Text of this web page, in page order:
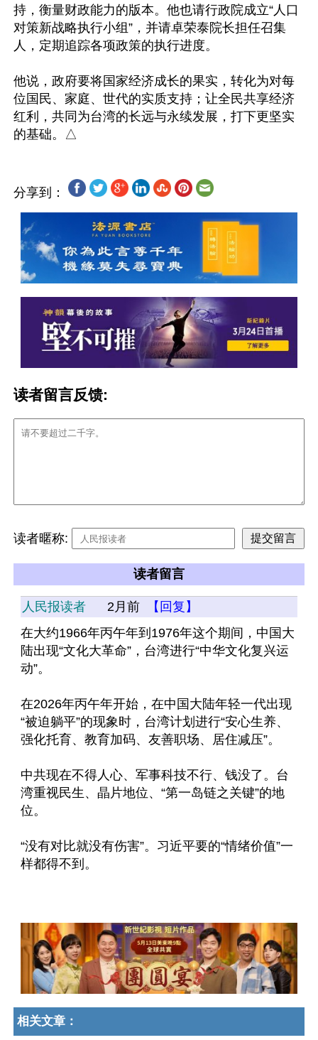
持，衡量财政能力的版本。他也请行政院成立“人口
对策新战略执行小组”，并请卓荣泰院长担任召集
人，定期追踪各项政策的执行进度。
他说，政府要将国家经济成长的果实，转化为对每
位国民、家庭、世代的实质支持；让全民共享经济
红利，共同为台湾的长远与永续发展，打下更坚实
分享到：
读者留言反馈:
读者暱称:
读者留言
人民报读者 2月前
【回复】
在大约1966年丙午年到1976年这个期间，中国大
陆出现“文化大革命”，台湾进行“中华文化复兴运
动”。
在2026年丙午年开始，在中国大陆年轻一代出现
“被迫躺平”的现象时，台湾计划进行“安心生养、
强化托育、教育加码、友善职场、居住减压”。
中共现在不得人心、军事科技不行、钱没了。台
湾重视民生、晶片地位、“第一岛链之关键”的地
位。
“没有对比就没有伤害”。习近平要的“情绪价值”一
样都得不到。
相关文章：